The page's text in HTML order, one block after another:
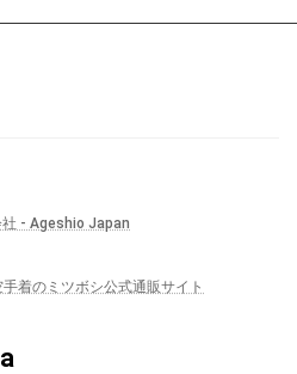
社 - Ageshio Japan
着のミツボシ公式通販サイト